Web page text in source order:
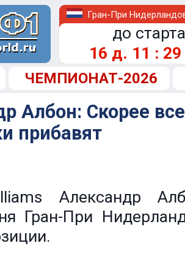
Гран-При
до
16 д. 11 : 29
ЧЕМПИОНАТ-2026
Албон: Скорее
прибавят
Александр
Гран-При